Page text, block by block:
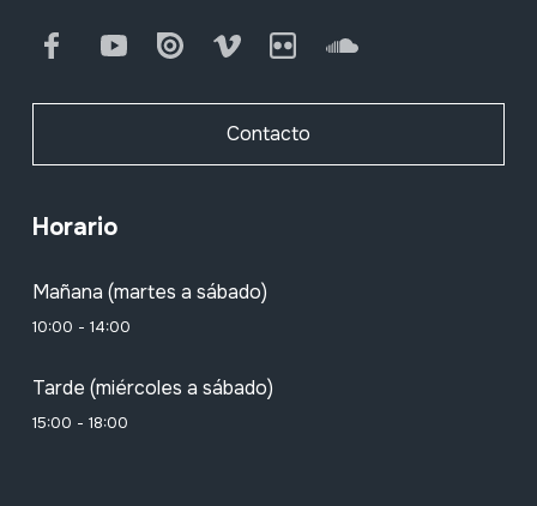
FacebookYoutube Issuu Vimeo Flickr SoundCloud
Contacto
Horario
Mañana (martes a sábado)
10:00 - 14:00
Tarde (miércoles a sábado)
15:00 - 18:00